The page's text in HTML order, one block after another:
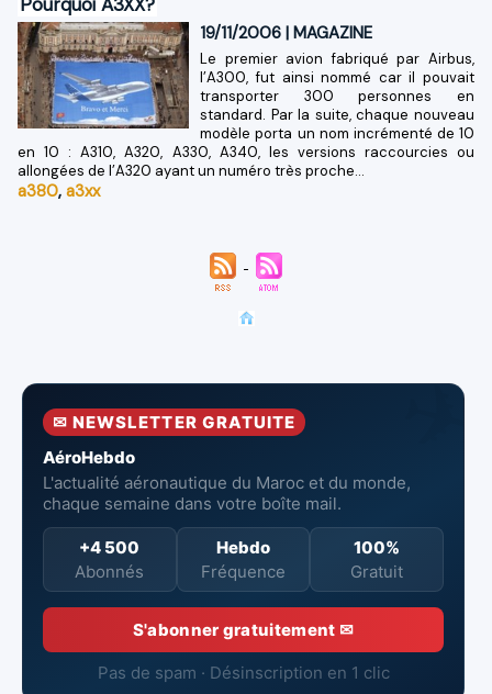
19/11/2006 |MAGAZINE
Le premier avion fabriqué par Airbus,
l’A300, fut ainsi nommé car il pouvait
transporter 300 personnes en
standard. Par la suite, chaque nouveau
modèle porta un nom incrémenté de 10
en 10 : A310, A320, A330, A340, les versions raccourcies ou
allongées de l’A320 ayant un numéro très proche...
a380, a3xx
✉ NEWSLETTER GRATUITE
AéroHebdo
L'actualité aéronautique du Maroc et du monde,
chaque semaine dans votre boîte mail.
+4 500
Abonnés
Hebdo
Fréquence
100%
Gratuit
S'abonner gratuitement ✉
Pas de spam · Désinscription en 1 clic